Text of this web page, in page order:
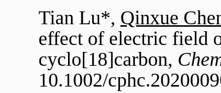
Tian Lu*, Qinxue
effect of electric field
cyclo[18]carbon,
10.1002/